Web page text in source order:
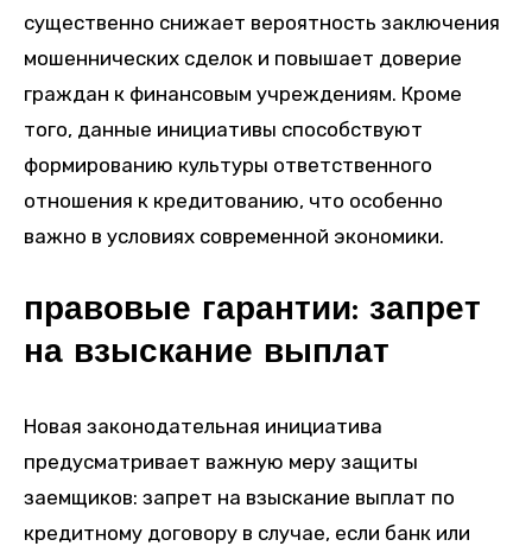
существенно снижает вероятность заключения
мошеннических сделок и повышает доверие
граждан к финансовым учреждениям. Кроме
того, данные инициативы способствуют
формированию культуры ответственного
отношения к кредитованию, что особенно
важно в условиях современной экономики.
правовые гарантии: запрет
на взыскание выплат
Новая законодательная инициатива
предусматривает важную меру защиты
заемщиков: запрет на взыскание выплат по
кредитному договору в случае, если банк или